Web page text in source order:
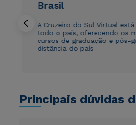
Brasil
A Cruzeiro do Sul Virtual
todo o país, oferecendo os
cursos de graduação e pós-
distância do país
Principais dúvidas